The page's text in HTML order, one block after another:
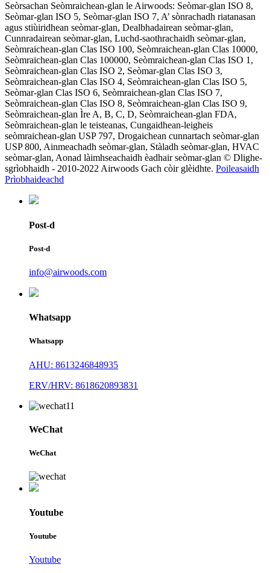
Seòrsachan Seòmraichean-glan le Airwoods: Seòmar-glan ISO 8,
Seòmar-glan ISO 5, Seòmar-glan ISO 7, A’ sònrachadh riatanasan
agus stiùiridhean seòmar-glan, Dealbhadairean seòmar-glan,
Cunnradairean seòmar-glan, Luchd-saothrachaidh seòmar-glan,
Seòmraichean-glan Clas ISO 100, Seòmraichean-glan Clas 10000,
Seòmraichean-glan Clas 100000, Seòmraichean-glan Clas ISO 1,
Seòmraichean-glan Clas ISO 2, Seòmar-glan Clas ISO 3,
Seòmraichean-glan Clas ISO 4, Seòmraichean-glan Clas ISO 5,
Seòmar-glan Clas ISO 6, Seòmraichean-glan Clas ISO 7,
Seòmraichean-glan Clas ISO 8, Seòmraichean-glan Clas ISO 9,
Seòmraichean-glan Ìre A, B, C, D, Seòmraichean-glan FDA,
Seòmraichean-glan le teisteanas, Cungaidhean-leigheis
seòmraichean-glan USP 797, Drogaichean cunnartach seòmar-glan
USP 800, Ainmeachadh seòmar-glan, Stàladh seòmar-glan, HVAC
seòmar-glan, Aonad làimhseachaidh èadhair seòmar-glan © Dlighe-
sgrìobhaidh - 2010-2022 Airwoods Gach còir glèidhte. Poileasaidh
Prìobhaideachd
Post-d
Post-d
info@airwoods.com
Whatsapp
Whatsapp
AHU: 8613246848935
ERV/HRV: 8618620893831
WeChat
WeChat
Youtube
Youtube
Youtube